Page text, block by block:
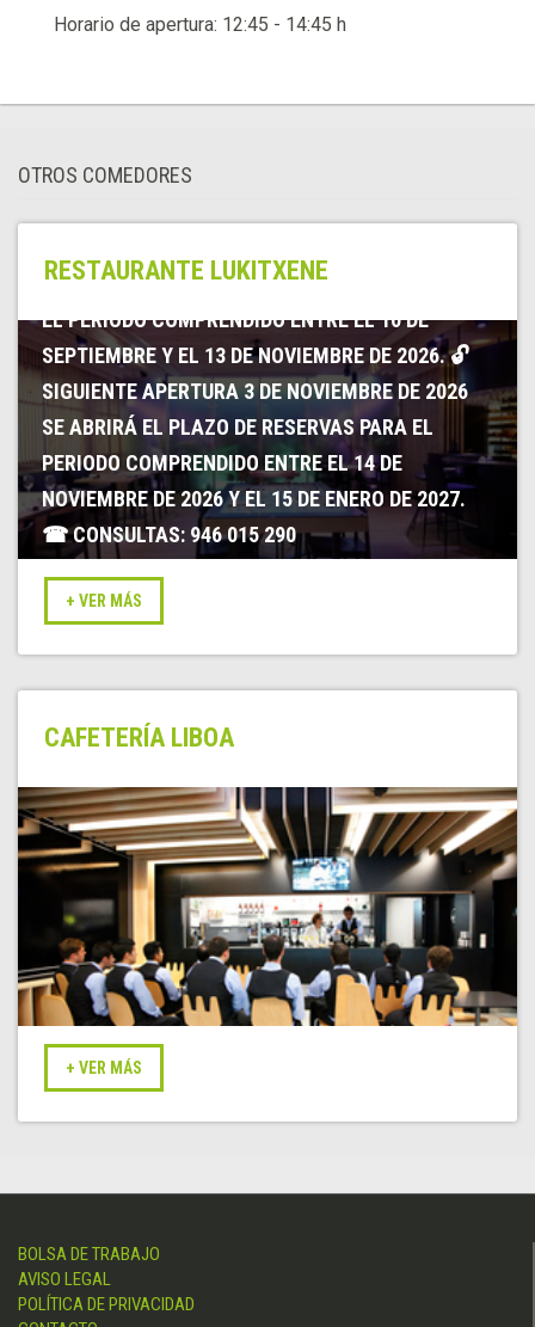
Horario de apertura: 12:45 - 14:45 h
OTROS COMEDORES
RESTAURANTE LUKITXENE
DE 2026 SE ABRIRÁ EL PLAZO DE RESERVAS PARA
EL PERIODO COMPRENDIDO ENTRE EL 10 DE
SEPTIEMBRE Y EL 13 DE NOVIEMBRE DE 2026. 🔓
SIGUIENTE APERTURA 3 DE NOVIEMBRE DE 2026
SE ABRIRÁ EL PLAZO DE RESERVAS PARA EL
PERIODO COMPRENDIDO ENTRE EL 14 DE
NOVIEMBRE DE 2026 Y EL 15 DE ENERO DE 2027.
☎ CONSULTAS: 946 015 290
CAFETERÍA LIBOA
BOLSA DE TRABAJO
AVISO LEGAL
POLÍTICA DE PRIVACIDAD